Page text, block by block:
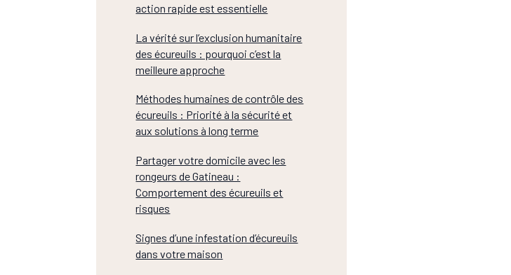
action rapide est essentielle
La vérité sur l’exclusion humanitaire
des écureuils : pourquoi c’est la
meilleure approche
Méthodes humaines de contrôle des
écureuils : Priorité à la sécurité et
aux solutions à long terme
Partager votre domicile avec les
rongeurs de Gatineau :
Comportement des écureuils et
risques
Signes d’une infestation d’écureuils
dans votre maison